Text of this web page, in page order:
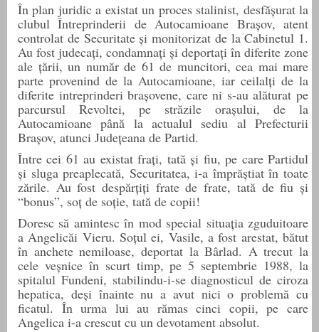
În plan juridic a existat un proces stalinist, desfășurat la
clubul Întreprinderii de Autocamioane Brașov, atent
controlat de Securitate și monitorizat de la Cabinetul 1.
Au fost judecați, condamnați și deportați în diferite zone
ale țării, un număr de 61 de muncitori, cea mai mare
parte provenind de la Autocamioane, iar ceilalți de la
diferite intreprinderi brașovene, care ni s-au alăturat pe
parcursul Revoltei, pe străzile orașului, de la
Autocamioane până la actualul sediu al Prefecturii
Brașov, atunci Județeana de Partid.
Între cei 61 au existat frați, tată și fiu, pe care Partidul
și sluga preaplecată, Securitatea, i-a împrăștiat în toate
zările. Au fost despărțiți frate de frate, tată de fiu și
“bonus”, soț de soție, tată de copii!
Doresc să amintesc în mod special situația zguduitoare
a Angelicăi Vieru. Soțul ei, Vasile, a fost arestat, bătut
în anchete nemiloase, deportat la Bârlad. A trecut la
cele veşnice în scurt timp, pe 5 septembrie 1988, la
spitalul Fundeni, stabilindu-i-se diagnosticul de ciroza
hepatica, deși înainte nu a avut nici o problemă cu
ficatul. În urma lui au rămas cinci copii, pe care
Angelica i-a crescut cu un devotament absolut.